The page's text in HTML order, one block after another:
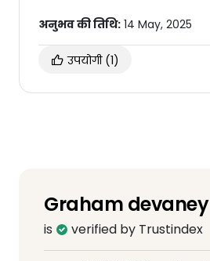
अनुभव की तिथि: 14 May, 2025
उपयोगी (1)
Graham devaney
is verified by Trustindex